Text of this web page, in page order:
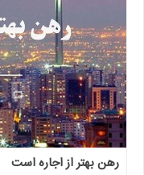
رهن بهتر از اجاره است